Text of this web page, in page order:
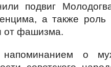
подвиг
а также роль
от фашизма.
о